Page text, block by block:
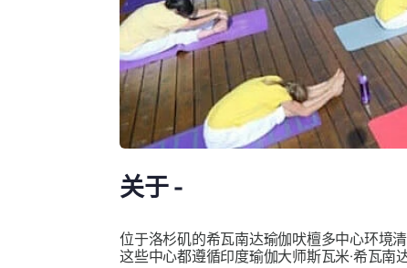
关于 -
位于洛杉矶的希瓦南达瑜伽吠檀多中心环境
这些中心都遵循印度瑜伽大师斯瓦米·希瓦南